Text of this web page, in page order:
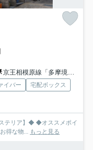
京王相模原線「多摩境」駅 徒歩37分
イバー
宅配ボックス
◆オススメポイ
得な物... もっと見る